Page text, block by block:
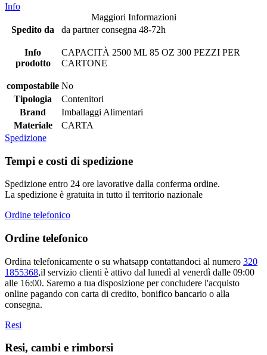
Info
Maggiori Informazioni
Spedito da
da partner consegna 48-72h
Info
prodotto
CAPACITÀ 2500 ML 85 OZ 300 PEZZI PER
CARTONE
compostabile No
Tipologia
Contenitori
Brand
Imballaggi Alimentari
Materiale
CARTA
Spedizione
Tempi e costi di spedizione
Spedizione entro 24 ore lavorative dalla conferma ordine.
La spedizione è gratuita in tutto il territorio nazionale
Ordine telefonico
Ordine telefonico
Ordina telefonicamente o su whatsapp contattandoci al numero 320
1855368,il servizio clienti è attivo dal lunedì al venerdì dalle 09:00
alle 16:00. Saremo a tua disposizione per concludere l'acquisto
online pagando con carta di credito, bonifico bancario o alla
consegna.
Resi
Resi, cambi e rimborsi